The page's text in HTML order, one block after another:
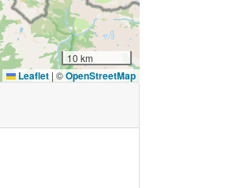
10 km
Leaflet | ©OpenStreetMap